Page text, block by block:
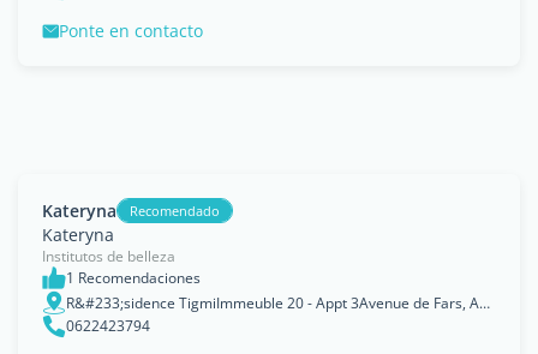
Ponte en contacto
Kateryna Recomendado
Kateryna
Institutos de belleza
1 Recomendaciones
R&#233;sidence TigmiImmeuble 20 - Appt 3Avenue de Fars, Agadir, Souss-Massa-Drâa
0622423794